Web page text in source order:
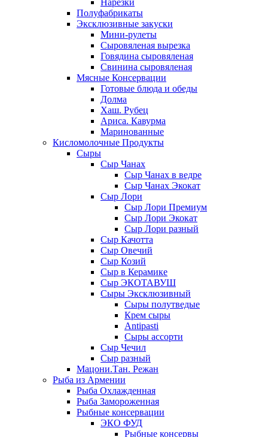
Нарезки
Полуфабрикаты
Эксклюзивные закуски
Мини-рулеты
Сыровяленая вырезка
Говядина сыровяленая
Свинина сыровяленая
Мясные Консервации
Готовые блюда и обеды
Долма
Хаш. Рубец
Ариса. Кавурма
Маринованные
Кисломолочные Продукты
Сыры
Сыр Чанах
Сыр Чанах в ведре
Сыр Чанах Экокат
Сыр Лори
Сыр Лори Премиум
Сыр Лори Экокат
Сыр Лори разный
Сыр Качотта
Сыр Овечий
Сыр Козий
Сыр в Керамике
Сыр ЭКОТАВУШ
Сыры Эксклюзивный
Сыры полутведые
Крем сыры
Antipasti
Сыры ассорти
Сыр Чечил
Сыр разный
Мацони.Тан. Режан
Рыба из Армении
Рыба Охлажденная
Рыба Замороженная
Рыбные консервации
ЭКО ФУД
Рыбные консервы